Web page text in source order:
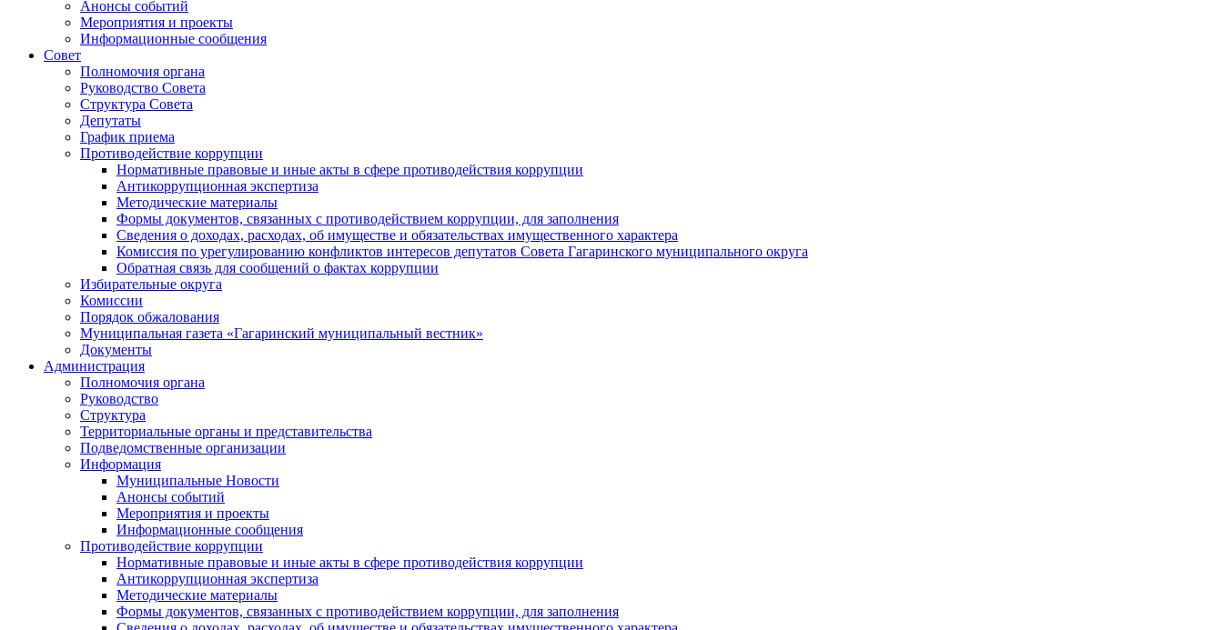
Анонсы событий
Мероприятия и проекты
Информационные сообщения
Совет
Полномочия органа
Руководство Совета
Структура Совета
Депутаты
График приема
Противодействие коррупции
Нормативные правовые и иные акты в сфере противодействия коррупции
Антикоррупционная экспертиза
Методические материалы
Формы документов, связанных с противодействием коррупции, для заполнения
Сведения о доходах, расходах, об имуществе и обязательствах имущественного характера
Комиссия по урегулированию конфликтов интересов депутатов Совета Гагаринского муниципального округа
Обратная связь для сообщений о фактах коррупции
Избирательные округа
Комиссии
Порядок обжалования
Муниципальная газета «Гагаринский муниципальный вестник»
Документы
Администрация
Полномочия органа
Руководство
Структура
Территориальные органы и представительства
Подведомственные организации
Информация
Муниципальные Новости
Анонсы событий
Мероприятия и проекты
Информационные сообщения
Противодействие коррупции
Нормативные правовые и иные акты в сфере противодействия коррупции
Антикоррупционная экспертиза
Методические материалы
Формы документов, связанных с противодействием коррупции, для заполнения